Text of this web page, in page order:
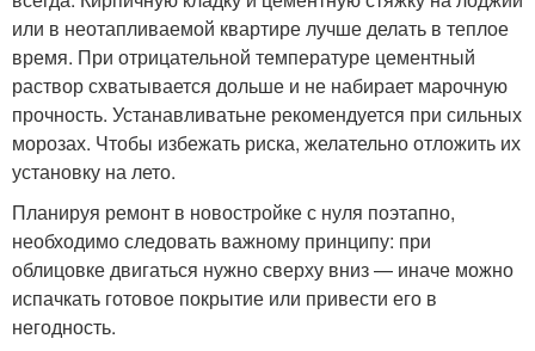
или в неотапливаемой квартире лучше делать в теплое
время. При отрицательной температуре цементный
раствор схватывается дольше и не набирает марочную
прочность. Устанавливатьне рекомендуется при сильных
морозах. Чтобы избежать риска, желательно отложить их
установку на лето.
Планируя ремонт в новостройке с нуля поэтапно,
необходимо следовать важному принципу: при
облицовке двигаться нужно сверху вниз — иначе можно
испачкать готовое покрытие или привести его в
негодность.